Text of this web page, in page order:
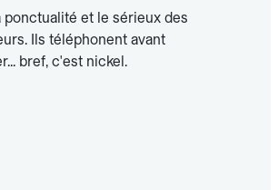
ponctualité et le sérieux des
Ils téléphonent avant
bref, c'est nickel.